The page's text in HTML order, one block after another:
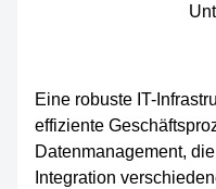
Eine robuste IT-
effiziente
Datenmanagement,
Integration